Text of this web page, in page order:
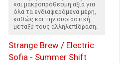
και μακροπρόθεσμη αξία για
όλα τα ενδιαφερόμενα μέρη,
καθώς και την ουσιαστική
μεταξύ τους αλληλεπίδραση.
Strange Brew / Electric
Sofia - Summer Shift